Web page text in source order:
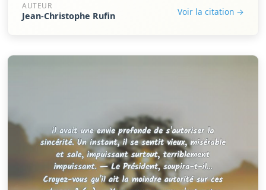
AUTEUR
Jean-Christophe Rufin Voir la citation →